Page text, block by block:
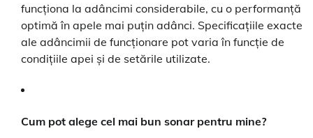
funcționa la adâncimi considerabile, cu o performanță
optimă în apele mai puțin adânci. Specificațiile exacte
ale adâncimii de funcționare pot varia în funcție de
condițiile apei și de setările utilizate.
Cum pot alege cel mai bun sonar pentru mine?